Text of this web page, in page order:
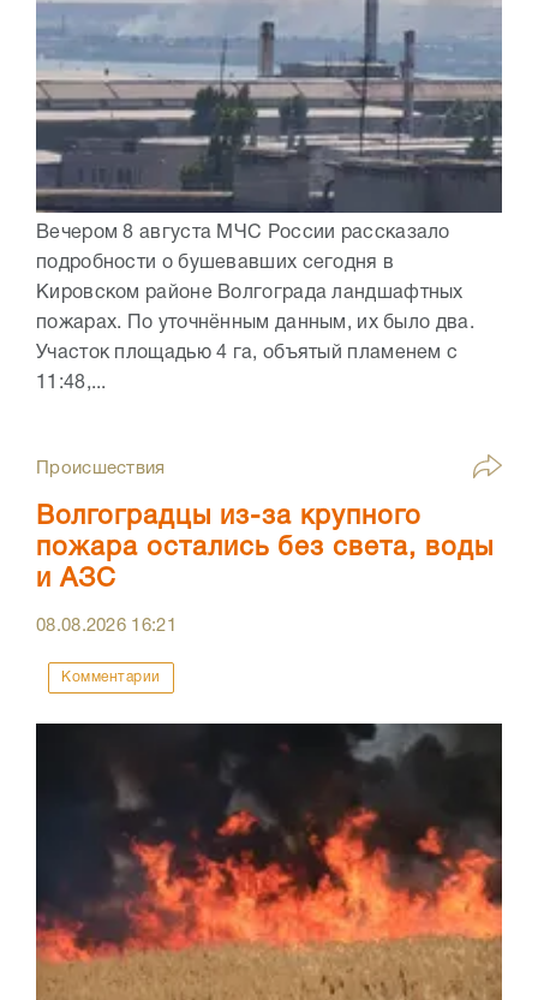
Вечером 8 августа МЧС России рассказало
подробности о бушевавших сегодня в
Кировском районе Волгограда ландшафтных
пожарах. По уточнённым данным, их было два.
Участок площадью 4 га, объятый пламенем с
11:48,...
Происшествия
Волгоградцы из-за крупного
пожара остались без света, воды
и АЗС
08.08.2026 16:21
Комментарии